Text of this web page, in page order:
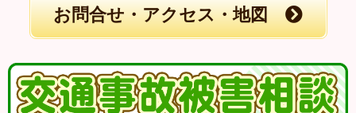
お問合せ・アクセス・地図